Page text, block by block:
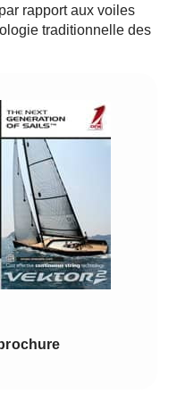
rapport aux voiles
traditionnelle des